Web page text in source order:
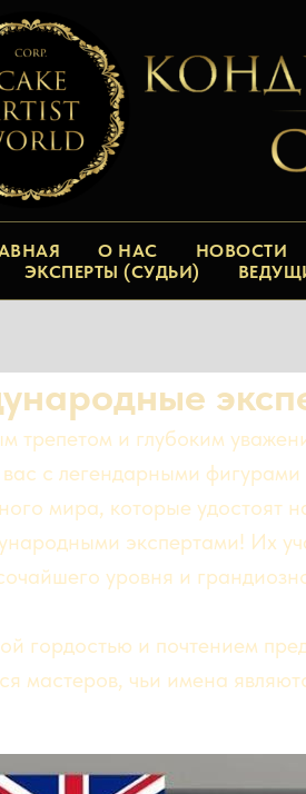
О НАС НОВОСТИ
ЭКСПЕРТЫ (СУДЬИ)
трепетом и глубоким
с легендарными фигурами
мира, которые удостоят
экспертами! Их
уровня и
гордостью и почтением
мастеров, чьи имена